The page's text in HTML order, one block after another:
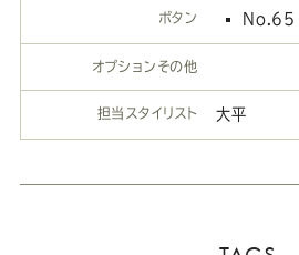
ボタン No.65
オプションその他
担当スタイリスト 大平